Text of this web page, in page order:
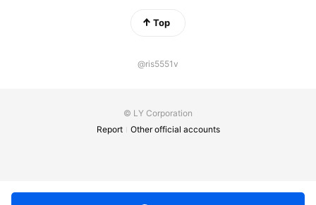
Top
@ris5551v
© LY Corporation
Report
Other official accounts